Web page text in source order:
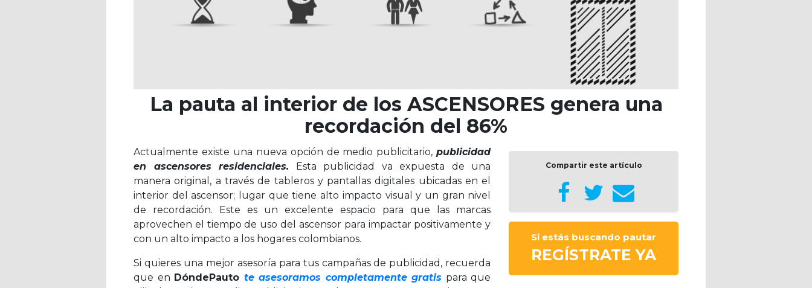
La pauta al interior de los ASCENSORES genera una
recordación del 86%
Actualmente existe una nueva opción de medio publicitario, publicidad
en ascensores residenciales.
Esta publicidad va expuesta de una
manera original, a través de tableros y pantallas digitales ubicadas en el
interior del ascensor; lugar que tiene alto impacto visual y un gran nivel
de recordación. Este es un excelente espacio para que las marcas
aprovechen el tiempo de uso del ascensor para impactar positivamente y
con un alto impacto a los hogares colombianos.
Si quieres una mejor asesoría para tus campañas de publicidad, recuerda
que en DóndePauto te asesoramos completamente gratis para que
Compartir este artículo
Si estás buscando pautar
REGÍSTRATE YA